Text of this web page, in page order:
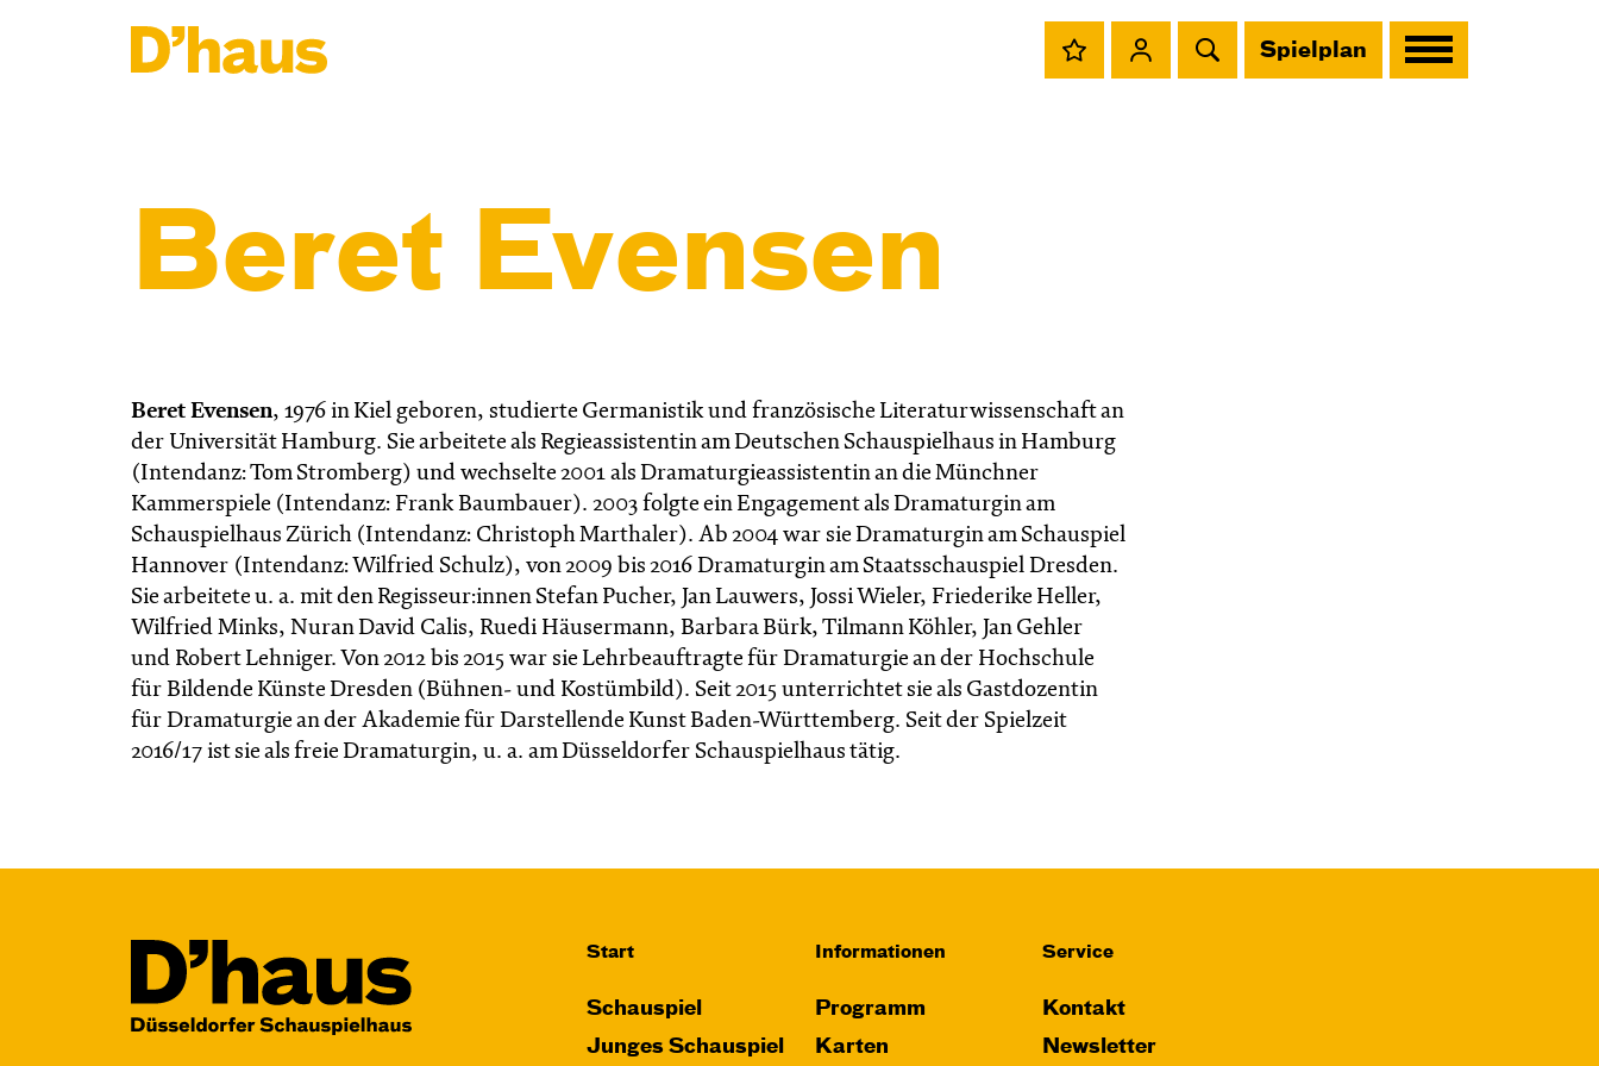
Spielplan
Beret Evensen
Beret Evensen, 1976 in Kiel geboren, studierte Germanistik und französische Literaturwissenschaft an
der Universität Hamburg. Sie arbeitete als Regieassistentin am Deutschen Schauspielhaus in Hamburg
(Intendanz: Tom Stromberg) und wechselte 2001 als Dramaturgieassistentin an die Münchner
Kammerspiele (Intendanz: Frank Baumbauer). 2003 folgte ein Engagement als Dramaturgin am
Schauspielhaus Zürich (Intendanz: Christoph Marthaler). Ab 2004 war sie Dramaturgin am Schauspiel
Hannover (Intendanz: Wilfried Schulz), von 2009 bis 2016 Dramaturgin am Staatsschauspiel Dresden.
Sie arbeitete u. a. mit den Regisseur:innen Stefan Pucher, Jan Lauwers, Jossi Wieler, Friederike Heller,
Wilfried Minks, Nuran David Calis, Ruedi Häusermann, Barbara Bürk, Tilmann Köhler, Jan Gehler
und Robert Lehniger. Von 2012 bis 2015 war sie Lehrbeauftragte für Dramaturgie an der Hochschule
für Bildende Künste Dresden (Bühnen- und Kostümbild). Seit 2015 unterrichtet sie als Gastdozentin
für Dramaturgie an der Akademie für Darstellende Kunst Baden-Württemberg. Seit der Spielzeit
2016/17 ist sie als freie Dramaturgin, u. a. am Düsseldorfer Schauspielhaus tätig.
Start
Schauspiel
Junges Schauspiel
Informationen
Programm
Karten
Service
Kontakt
Newsletter